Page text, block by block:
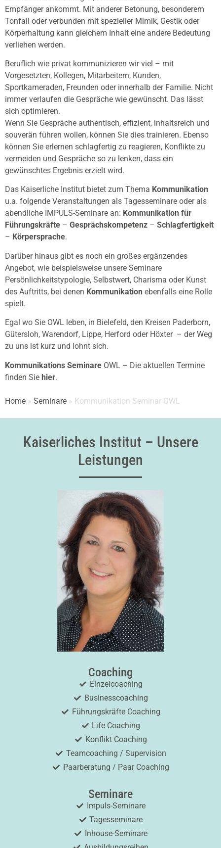
Empfänger ankommt. Mit anderer Betonung, besonderem
Tonfall oder verbunden mit spezieller Mimik, Gestik oder
Körperhaltung kann gleichem Inhalt eine andere Bedeutung
verliehen werden.
Beruflich wie privat kommunizieren wir viel – mit
Vorgesetzten, Kollegen, Mitarbeitern, Kunden,
Sportkameraden, Freunden oder innerhalb der Familie. Nicht
immer verlaufen die Gespräche wie gewünscht. Das lässt
sich optimieren.
Wenn Sie Gespräche authentisch, effizient, inhaltsreich und
souverän führen wollen, können Sie dies trainieren. Ebenso
können Sie erlernen schlagfertig zu reagieren, Konflikte zu
vermeiden und Gespräche so zu lenken, dass ein
gewünschtes Ergebnis erzielt wird.
Das Kaiserliche Institut bietet zum Thema Kommunikation
u.a. folgende Veranstaltungen als Tagesseminare oder als
abendliche IMPULS-Seminare an: Kommunikation für
Führungskräfte – Gesprächskompetenz – Schlagfertigkeit
– Körpersprache.
Darüber hinaus gibt es noch ein großes ergänzendes
Angebot, wie beispielsweise unsere Seminare
Persönlichkeitstypologie, Selbstwert, Charisma oder Kunst
des Auftritts, bei denen Kommunikation ebenfalls eine Rolle
spielt.
Egal wo Sie OWL leben, in Bielefeld, den Kreisen Paderborn,
Gütersloh, Warendorf, Lippe, Herford oder Höxter – der Weg
zu uns ist kurz und lohnt sich.
Kommunikations Seminare OWL – Die aktuellen Termine
finden Sie hier.
Home » Seminare » Kommunikation Seminar OWL
Kaiserliches Institut – Unsere
Leistungen
Coaching
Einzelcoaching
Businesscoaching
Führungskräfte Coaching
Life Coaching
Konflikt Coaching
Teamcoaching / Supervision
Paarberatung / Paar Coaching
Seminare
Impuls-Seminare
Tagesseminare
Inhouse-Seminare